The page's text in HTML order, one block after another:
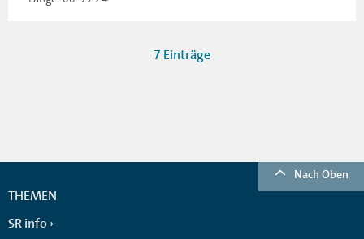
7 Einträge
Nach Oben
THEMEN
SR info